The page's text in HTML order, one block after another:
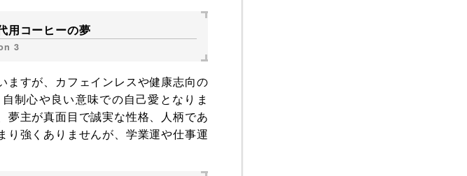
用コーヒーの夢
ますが、カフェインレスや健康志向の
制心や良い意味での自己愛となりま
夢主が真面目で誠実な性格、人柄であ
り強くありませんが、学業運や仕事運